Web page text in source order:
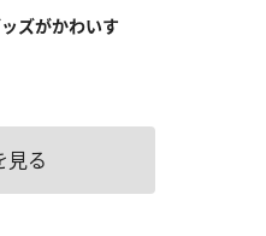
ズがかわいす
見る